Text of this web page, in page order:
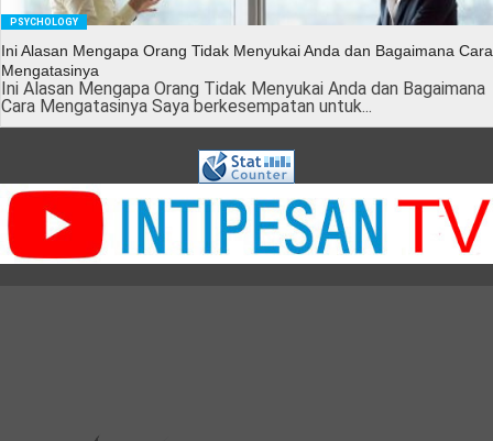
PSYCHOLOGY
Ini Alasan Mengapa Orang Tidak Menyukai Anda dan Bagaimana Cara
Mengatasinya
Ini Alasan Mengapa Orang Tidak Menyukai Anda dan Bagaimana
Cara Mengatasinya Saya berkesempatan untuk...